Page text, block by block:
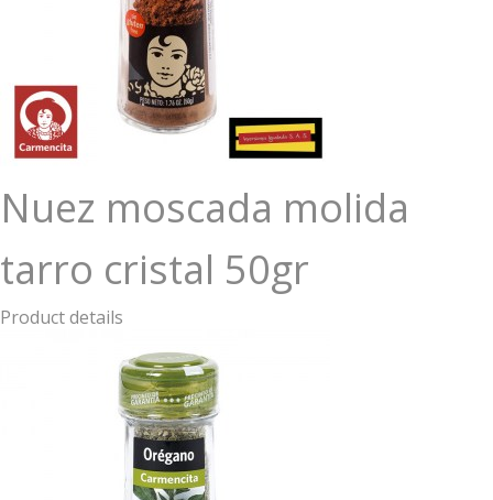
Nuez moscada molida
tarro cristal 50gr
Product details